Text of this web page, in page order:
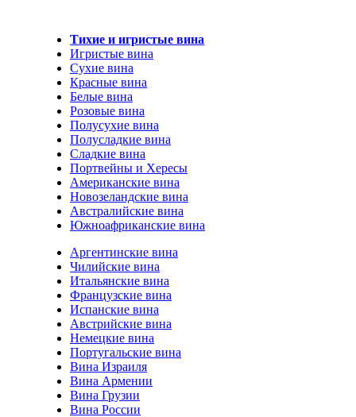
Тихие и игристые вина
Игристые вина
Сухие вина
Красные вина
Белые вина
Розовые вина
Полусухие вина
Полусладкие вина
Сладкие вина
Портвейны и Хересы
Американские вина
Новозеландские вина
Австралийские вина
Южноафриканские вина
Аргентинские вина
Чилийские вина
Итальянские вина
Французские вина
Испанские вина
Австрийские вина
Немецкие вина
Португальские вина
Вина Израиля
Вина Армении
Вина Грузии
Вина России